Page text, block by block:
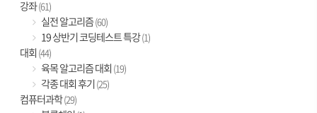
강좌(61)
실전 알고리즘(60)
19 상반기 코딩테스트 특강(1)
대회 (44)
육목 알고리즘 대회 (19)
각종 대회 후기(25)
컴퓨터과학(29)